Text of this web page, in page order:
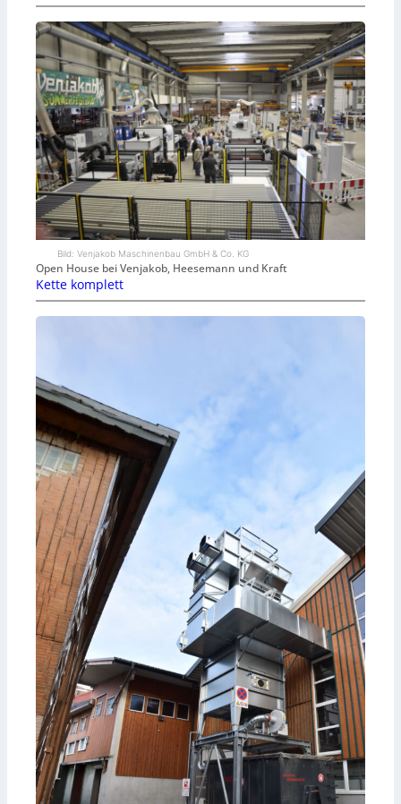
Bild: Venjakob Maschinenbau GmbH & Co. KG
Open House bei Venjakob, Heesemann und Kraft
Kette komplett